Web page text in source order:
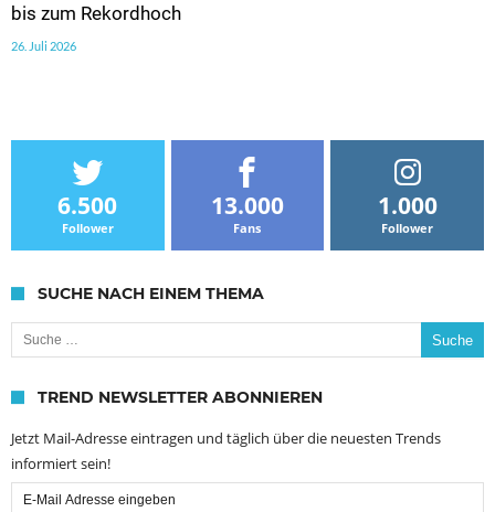
bis zum Rekordhoch
26. Juli 2026
6.500
Follower
13.000
Fans
1.000
Follower
SUCHE NACH EINEM THEMA
Suche nach:
TREND NEWSLETTER ABONNIEREN
Jetzt Mail-Adresse eintragen und täglich über die neuesten Trends
informiert sein!
Email